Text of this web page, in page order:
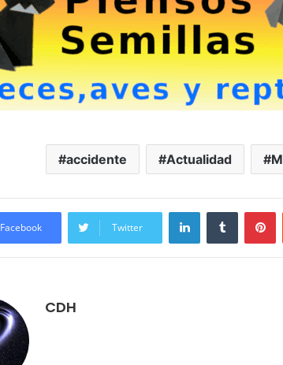
accidente Actualidad
Facebook Twitter
CDH